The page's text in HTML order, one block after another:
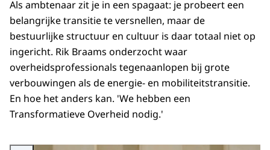
Als ambtenaar zit je in een spagaat: je probeert een
belangrijke transitie te versnellen, maar de
bestuurlijke structuur en cultuur is daar totaal niet op
ingericht. Rik Braams onderzocht waar
overheidsprofessionals tegenaanlopen bij grote
verbouwingen als de energie- en mobiliteitstransitie.
En hoe het anders kan. 'We hebben een
Transformatieve Overheid nodig.'
Vergroot afbeelding Rik Braams